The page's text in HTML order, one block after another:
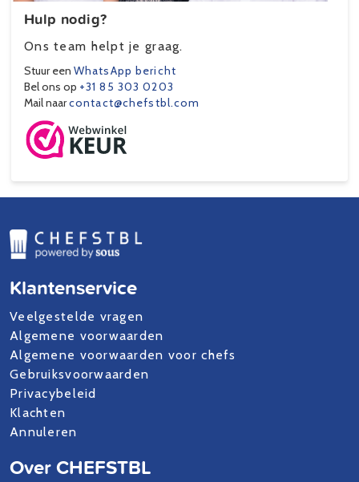
Hulp nodig?
Ons team helpt je graag.
Stuur een WhatsApp bericht
Bel ons op +31 85 303 0203
Mail naarcontact@chefstbl.com
Klantenservice
Veelgestelde vragen
Algemene voorwaarden
Algemene voorwaarden voor chefs
Gebruiksvoorwaarden
Privacybeleid
Klachten
Annuleren
Over CHEFSTBL